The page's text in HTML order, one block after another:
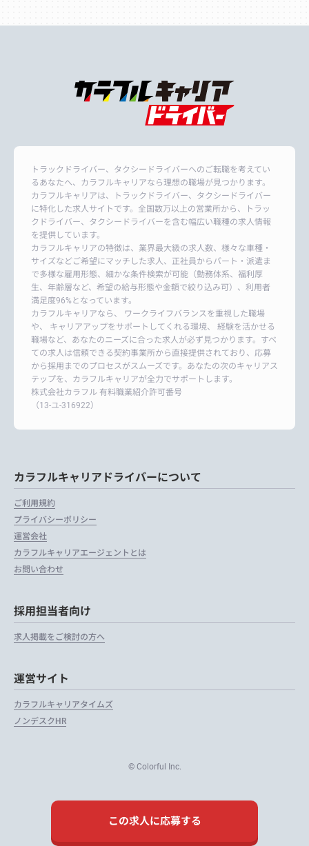
この求人に応募する
トラックドライバー、タクシードライバーへのご転職を考えてい
るあなたへ、カラフルキャリアなら理想の職場が見つかります。
カラフルキャリアは、トラックドライバー、タクシードライバー
に特化した求人サイトです。全国数万以上の営業所から、トラッ
クドライバー、タクシードライバーを含む幅広い職種の求人情報
を提供しています。
カラフルキャリアの特徴は、業界最大級の求人数、様々な車種・
サイズなどご希望にマッチした求人、正社員からパート・派遣ま
で多様な雇用形態、細かな条件検索が可能（勤務体系、福利厚
生、年齢層など、希望の給与形態や金額で絞り込み可）、利用者
満足度96%となっています。
カラフルキャリアなら、 ワークライフバランスを重視した職場
や、 キャリアアップをサポートしてくれる環境、 経験を活かせる
職場など、あなたのニーズに合った求人が必ず見つかります。すべ
ての求人は信頼できる契約事業所から直接提供されており、応募
から採用までのプロセスがスムーズです。あなたの次のキャリアス
テップを、カラフルキャリアが全力でサポートします。
株式会社カラフル 有料職業紹介許可番号
（13-ユ-316922）
カラフルキャリアドライバーについて
ご利用規約
プライバシーポリシー
運営会社
カラフルキャリアエージェントとは
お問い合わせ
採用担当者向け
求人掲載をご検討の方へ
運営サイト
カラフルキャリアタイムズ
ノンデスクHR
© Colorful Inc.